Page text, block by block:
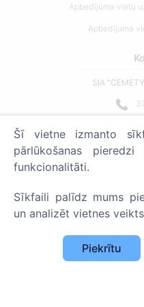
Apbedījuma vietu
Apbedījuma
SIA
© 2013 - 2026
Privātuma
Šī vietne izmanto
pārlūkošanas
funkcionalitāti.
Sīkfaili palīdz mums
un analizēt vietnes
Piekrītu